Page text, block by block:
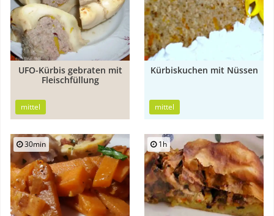
UFO-Kürbis gebraten mit
Fleischfüllung
mittel
Kürbiskuchen mit Nüssen
mittel
30min 1h